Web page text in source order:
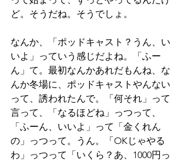
ど。そうだね。そうでしょ。
なんか、「ポッドキャスト？うん、い
いよ」っていう感じだよね。「ふー
ん」て。最初なんかあれだもんね、な
んか冬場に、ポッドキャストやんない
って、誘われたんで。「何それ」って
言って、「なるほどね」っつって、
「ふーん、いいよ」って「金くれん
の」っつって。うん。「OKじゃやる
わ」っつって「いくら？あ、1000円っ